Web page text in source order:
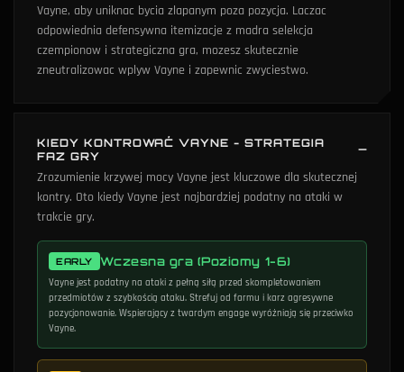
Vayne, aby uniknac bycia zlapanym poza pozycja. Laczac
odpowiednia defensywna itemizacje z madra selekcja
czempionow i strategiczna gra, mozesz skutecznie
zneutralizowac wplyw Vayne i zapewnic zwyciestwo.
KIEDY KONTROWAĆ VAYNE - STRATEGIA
FAZ GRY
Zrozumienie krzywej mocy Vayne jest kluczowe dla skutecznej
kontry. Oto kiedy Vayne jest najbardziej podatny na ataki w
trakcie gry.
EARLY Wczesna gra (Poziomy 1-6)
Vayne jest podatny na ataki z pełną siłą przed skompletowaniem
przedmiotów z szybkością ataku. Strefuj od farmu i karz agresywne
pozycjonowanie. Wspierający z twardym engage wyróżniają się przeciwko
Vayne.